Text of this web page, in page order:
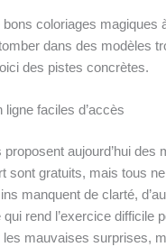
coloriages magiques
dans des modèles
des pistes concrètes.
faciles d’accès
aujourd’hui des
sont gratuits, mais tous
manquent de clarté,
rend l’exercice difficile
les mauvaises surprises,